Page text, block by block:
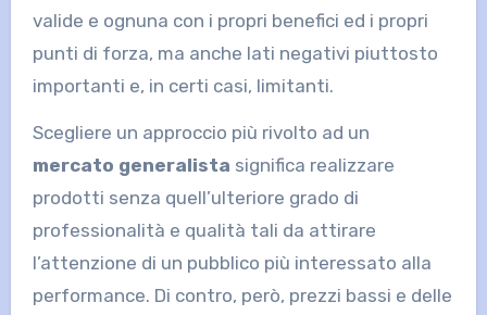
valide e ognuna con i propri benefici ed i propri
punti di forza, ma anche lati negativi piuttosto
importanti e, in certi casi, limitanti.
Scegliere un approccio più rivolto ad un
mercato generalista significa realizzare
prodotti senza quell’ulteriore grado di
professionalità e qualità tali da attirare
l’attenzione di un pubblico più interessato alla
performance. Di contro, però, prezzi bassi e delle